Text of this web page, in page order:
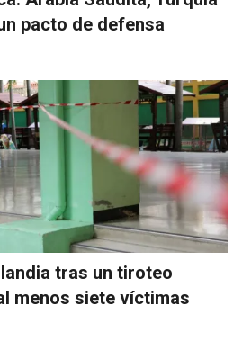
pacto de defensa
tras un tiroteo
menos siete víctimas